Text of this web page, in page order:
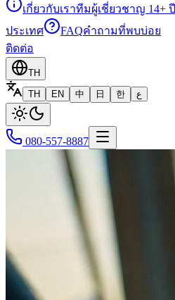
เกี่ยวกับเราทีมผู้เชี่ยวชาญ 14+ ปี
ประเทศ
FAQคำถามที่พบบ่อย
ติดต่อ
TH
TH
EN 中 日 한 ع
080-557-8887